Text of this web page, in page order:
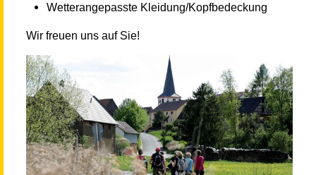
Wetterangepasste Kleidung/Kopfbedeckung
Wir freuen uns auf Sie!